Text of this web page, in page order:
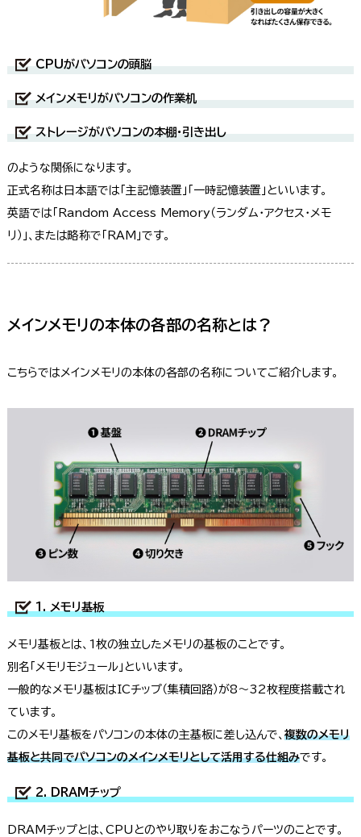
CPUがパソコンの頭脳
メインメモリがパソコンの作業机
ストレージがパソコンの本棚・引き出し
のような関係になります。
正式名称は日本語では「主記憶装置」「一時記憶装置」といいます。
英語では「Random Access Memory（ランダム・アクセス・メモ
リ）」、または略称で「RAM」です。
メインメモリの本体の各部の名称とは？
こちらではメインメモリの本体の各部の名称についてご紹介します。
1. メモリ基板
メモリ基板とは、1枚の独立したメモリの基板のことです。
別名「メモリモジュール」といいます。
一般的なメモリ基板はICチップ（集積回路）が8〜32枚程度搭載され
ています。
このメモリ基板をパソコンの本体の主基板に差し込んで、 複数のメモリ
基板と共同でパソコンのメインメモリとして活用する仕組みです。
2. DRAMチップ
DRAMチップとは、CPUとのやり取りをおこなうパーツのことです。